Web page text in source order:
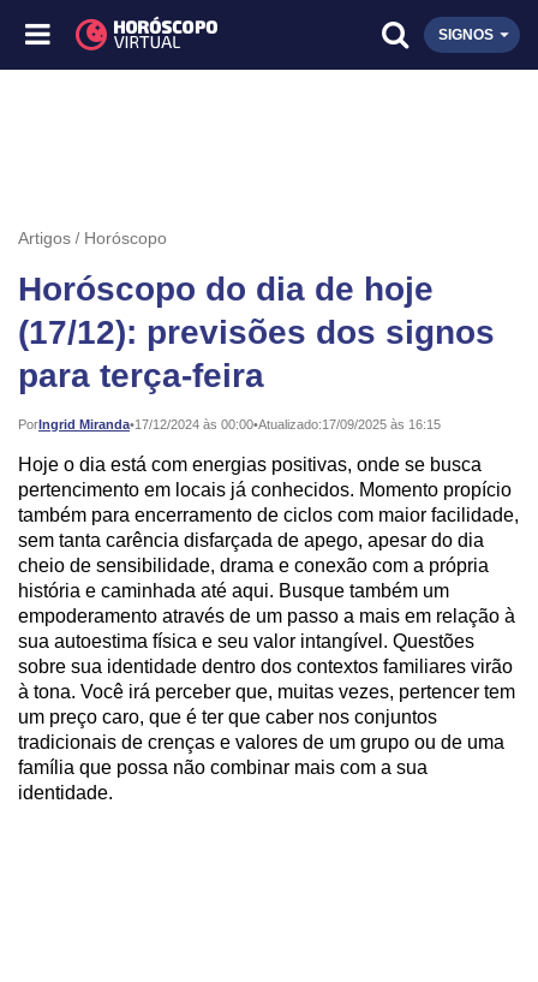
SIGNOS
Artigos Horóscopo
Horóscopo do dia de hoje
(17/12): previsões dos signos
para terça-feira
PorIngrid Miranda•
Publicado: 17/12/2024 às 00:00•Atualizado:17/09/2025 às 16:15
Hoje o dia está com energias positivas, onde se busca
pertencimento em locais já conhecidos. Momento propício
também para encerramento de ciclos com maior facilidade,
sem tanta carência disfarçada de apego, apesar do dia
cheio de sensibilidade, drama e conexão com a própria
história e caminhada até aqui. Busque também um
empoderamento através de um passo a mais em relação à
sua autoestima física e seu valor intangível. Questões
sobre sua identidade dentro dos contextos familiares virão
à tona. Você irá perceber que, muitas vezes, pertencer tem
um preço caro, que é ter que caber nos conjuntos
tradicionais de crenças e valores de um grupo ou de uma
família que possa não combinar mais com a sua
identidade.